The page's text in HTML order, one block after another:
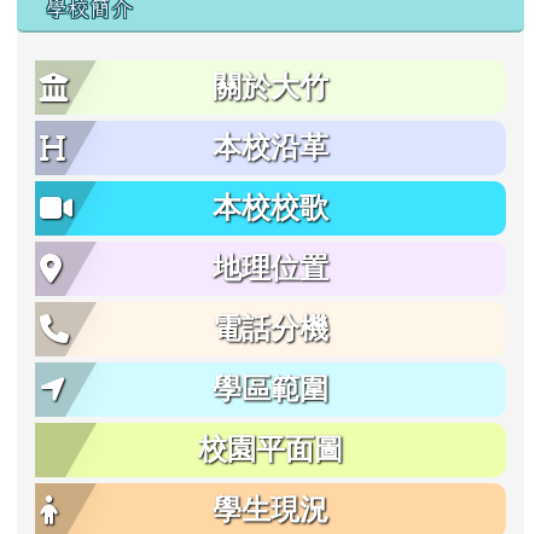
學校簡介
關於大竹
本校沿革
本校校歌
地理位置
電話分機
學區範圍
校園平面圖
學生現況